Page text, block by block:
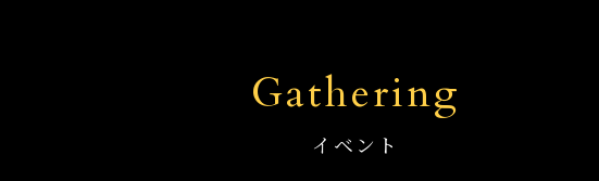
イベント
Gathering